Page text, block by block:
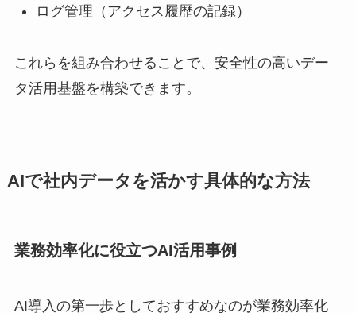
ログ管理（アクセス履歴の記録）
これらを組み合わせることで、安全性の高いデー
タ活用基盤を構築できます。
AIで社内データを活かす具体的な方法
業務効率化に役立つAI活用事例
AI導入の第一歩としておすすめなのが業務効率化